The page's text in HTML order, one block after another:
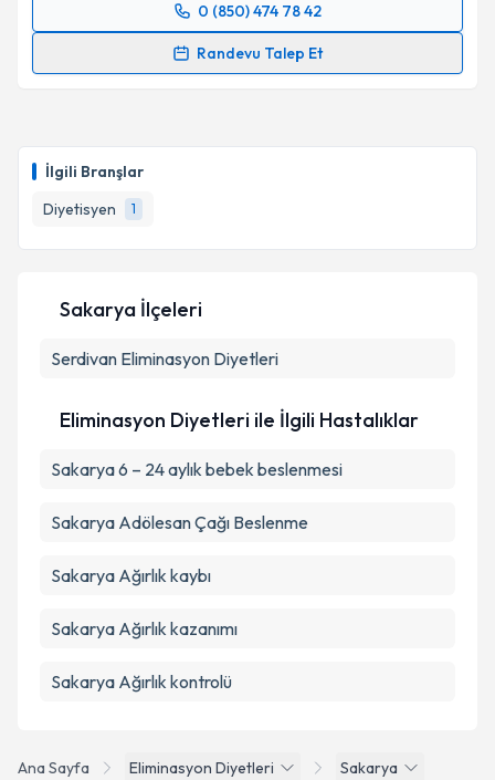
İlgili Branşlar
Diyetisyen
1
0 (850) 474 78 42
Randevu Talep Et
Randevu Takvimi Talebi
E-posta Adresiniz
Kişisel verilerimin işlenmesine ilişkin
Metni'ni okudum ve kişisel verilerimin belirtilen
Takvim Talebini Gönder
Ana Sayfa Eliminasyon Diyetleri Sakarya
Sakarya İlçeleri
Serdivan Eliminasyon Diyetleri
Eliminasyon Diyetleri ile İlgili Hastalıklar
Sakarya 6 – 24 aylık bebek beslenmesi
Sakarya Adölesan Çağı Beslenme
Sakarya Ağırlık kaybı
Sakarya Ağırlık kazanımı
Sakarya Ağırlık kontrolü